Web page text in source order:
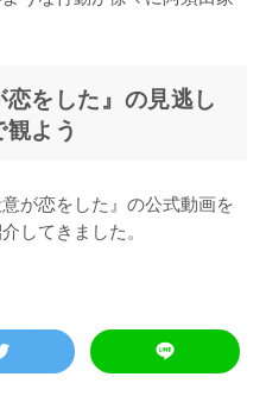
をした』の見逃し
よう
が恋をした』の公式動画を
してきました。